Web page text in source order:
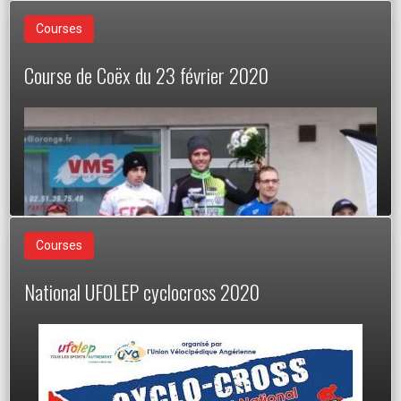
Le 04/03/2021
Courses
Course de Coëx du 23 février 2020
Courses
National UFOLEP cyclocross 2020